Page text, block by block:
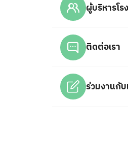
ผู้บริหารโ
ติดต่อเรา
ร่วมงานกับ